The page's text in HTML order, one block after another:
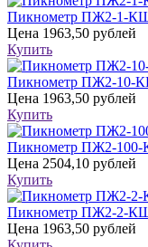
Пикнометр ПЖ2-1-
Цена 1963,50 рублей
Купить
Пикнометр ПЖ2-10-
Цена 1963,50 рублей
Купить
Пикнометр ПЖ2-
Цена 2504,10 рублей
Купить
Пикнометр ПЖ2-2-
Цена 1963,50 рублей